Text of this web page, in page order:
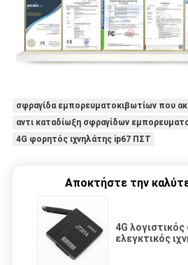
σφραγίδα εμπορευματοκιβωτίων που
αντι καταδίωξη σφραγίδων
4G φορητός ιχνηλάτης ip67 ΠΣΤ
Αποκτήστε την
4G
ελεγκτικός